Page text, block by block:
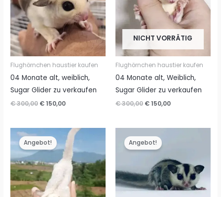
Flughörnchen haustier kaufen
04 Monate alt, weiblich,
Sugar Glider zu verkaufen
€300,00 Ursprünglicher
€ 300,00
€150,00Aktueller
€ 150,00.
NICHT VORRÄTIG
Flughörnchen haustier kaufen
04 Monate alt, Weiblich,
Sugar Glider zu verkaufen
€300,00 Ursprünglicher
€ 300,00
€150,00Aktueller
€ 150,00.
Angebot! Angebot!